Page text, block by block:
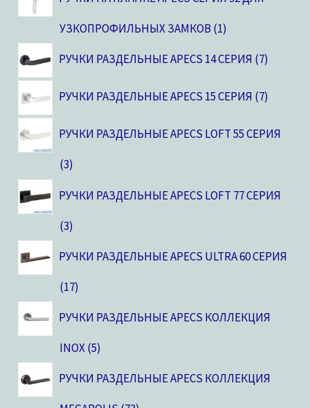
УЗКОПРОФИЛЬНЫХ ЗАМКОВ 1
РУЧКИ РАЗДЕЛЬНЫЕ APECS 14 СЕРИЯ 7
РУЧКИ РАЗДЕЛЬНЫЕ APECS 15 СЕРИЯ 7
РУЧКИ РАЗДЕЛЬНЫЕ APECS LOFT 55 СЕРИЯ
3
РУЧКИ РАЗДЕЛЬНЫЕ APECS LOFT 77 СЕРИЯ
3
РУЧКИ РАЗДЕЛЬНЫЕ APECS ULTRA 60 СЕРИЯ
17
РУЧКИ РАЗДЕЛЬНЫЕ APECS КОЛЛЕКЦИЯ
INOX 5
РУЧКИ РАЗДЕЛЬНЫЕ APECS КОЛЛЕКЦИЯ